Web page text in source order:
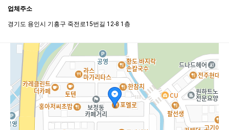
업체주소
경기도 용인시 기흥구 죽전로15번길 12-8 1층